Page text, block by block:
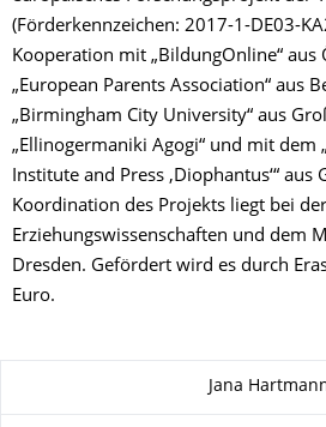
(Förderkennzeichen: 2017-1-DE03-
Kooperation mit „BildungOnline“
„European Parents Association“ aus
„Birmingham City University“ aus
„Ellinogermaniki Agogi“ und mit dem
Institute and Press ‚Diophantus‘“ aus
Koordination des Projekts liegt bei
Erziehungswissenschaften und dem
Dresden. Gefördert wird es durch
Euro.
Jana